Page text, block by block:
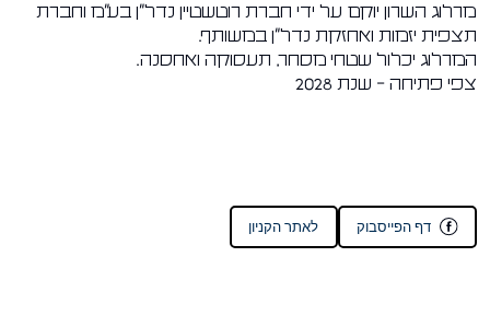
מרלוג השרון יוקם על ידי חברת רוטשטיין נדל"ן בע"מ וחברת
תצפית יזמות ואחזקת נדל"ן במשותף.
המרלוג יכלול שטחי מסחר, תעסוקה ואחסנה.
צפי פתיחה – שנת 2028
דף הפייסבוק לאתר הקניון